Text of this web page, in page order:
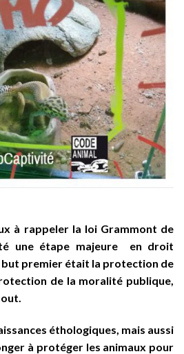
à rappeler la loi Grammont de
une étape majeure en droit
but premier était la protection de
de la moralité publique,
éthologiques, mais aussi
à protéger les animaux pour